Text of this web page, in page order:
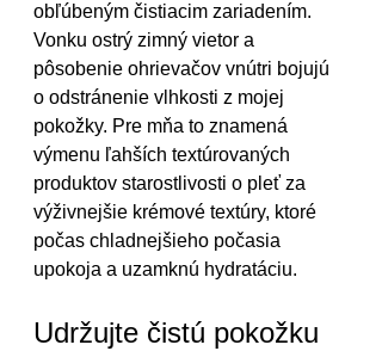
obľúbeným čistiacim zariadením.
Vonku ostrý zimný vietor a
pôsobenie ohrievačov vnútri bojujú
o odstránenie vlhkosti z mojej
pokožky. Pre mňa to znamená
výmenu ľahších textúrovaných
produktov starostlivosti o pleť za
výživnejšie krémové textúry, ktoré
počas chladnejšieho počasia
upokoja a uzamknú hydratáciu.
Udržujte čistú pokožku